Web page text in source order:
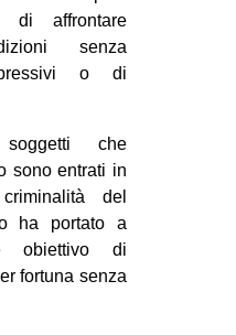
di affrontare
senza
o di
che
sono entrati in
del
ha portato a
obiettivo di
fortuna senza